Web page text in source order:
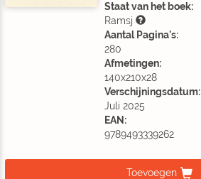
Staat van het boek:
Ramsj
Aantal Pagina's:
280
Afmetingen:
140x210x28
Verschijningsdatum:
Juli 2025
EAN:
9789493339262
Toevoegen